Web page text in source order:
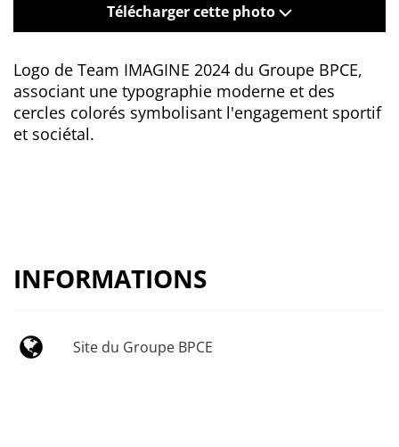
Télécharger cette photo
Logo de Team IMAGINE 2024 du Groupe BPCE,
associant une typographie moderne et des
cercles colorés symbolisant l'engagement sportif
et sociétal.
INFORMATIONS
Site du Groupe BPCE